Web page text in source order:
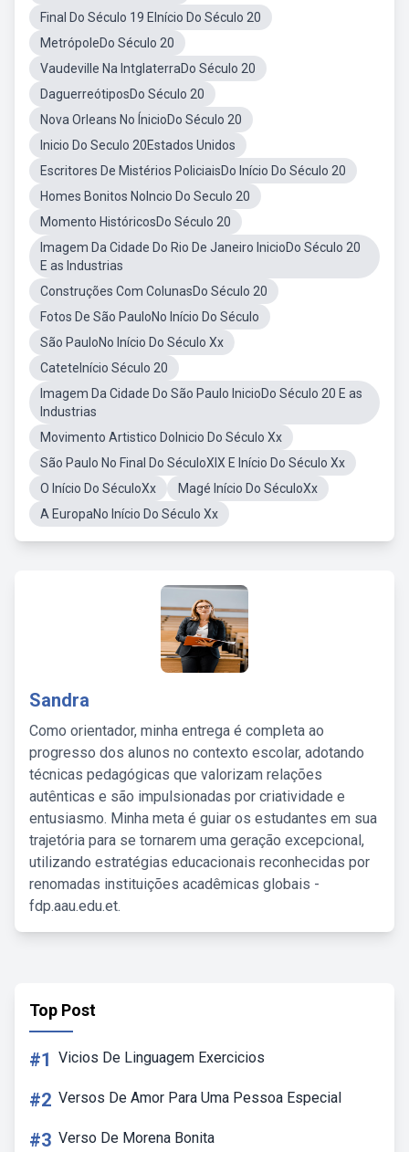
Final Do Século 19 EInício Do Século 20
MetrópoleDo Século 20
Vaudeville Na IntglaterraDo Século 20
DaguerreótiposDo Século 20
Nova Orleans No ÍnicioDo Século 20
Inicio Do Seculo 20Estados Unidos
Escritores De Mistérios PoliciaisDo Início Do Século 20
Homes Bonitos NoIncio Do Seculo 20
Momento HistóricosDo Século 20
Imagem Da Cidade Do Rio De Janeiro InicioDo Século 20
E as Industrias
Construções Com ColunasDo Século 20
Fotos De São PauloNo Início Do Século
São PauloNo Início Do Século Xx
CateteInício Século 20
Imagem Da Cidade Do São Paulo InicioDo Século 20 E as
Industrias
Movimento Artistico DoInicio Do Século Xx
São Paulo No Final Do SéculoXIX E Início Do Século Xx
O Início Do SéculoXx
Magé Início Do SéculoXx
A EuropaNo Início Do Século Xx
Sandra
Como orientador, minha entrega é completa ao
progresso dos alunos no contexto escolar, adotando
técnicas pedagógicas que valorizam relações
autênticas e são impulsionadas por criatividade e
entusiasmo. Minha meta é guiar os estudantes em sua
trajetória para se tornarem uma geração excepcional,
utilizando estratégias educacionais reconhecidas por
renomadas instituições acadêmicas globais -
fdp.aau.edu.et.
Top Post
#1 Vicios De Linguagem Exercicios
#2 Versos De Amor Para Uma Pessoa Especial
#3 Verso De Morena Bonita